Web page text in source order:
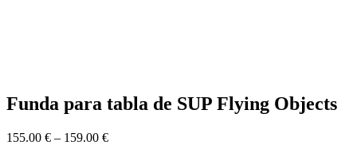
Funda para tabla de SUP Flying Objects
155.00 € – 159.00 €